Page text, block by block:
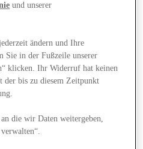
und unserer
ändern und Ihre
in der Fußzeile unserer
klicken. Ihr Widerruf hat keinen
der bis zu diesem Zeitpunkt
die wir Daten weitergeben,